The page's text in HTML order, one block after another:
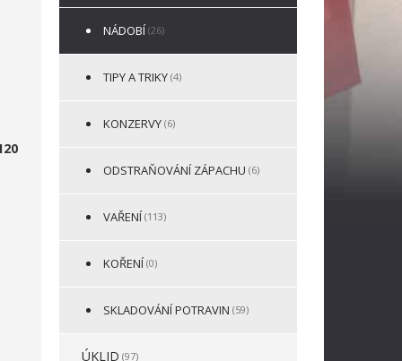
NÁDOBÍ (26)
TIPY A TRIKY (4)
KONZERVY (6)
ODSTRAŇOVÁNÍ ZÁPACHU (6)
VAŘENÍ (113)
KOŘENÍ (0)
SKLADOVÁNÍ POTRAVIN (59)
ÚKLID (97)